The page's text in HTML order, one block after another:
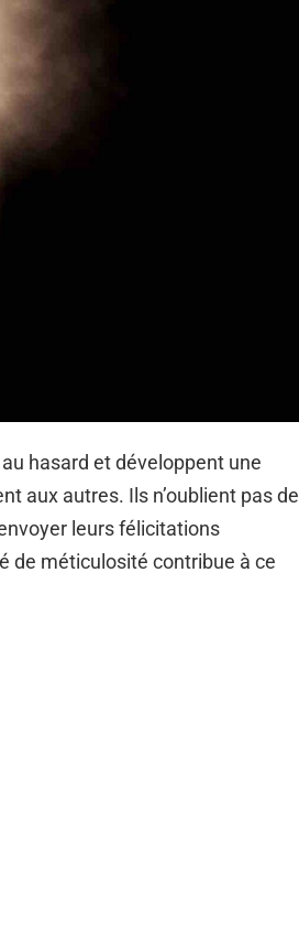
hasard et développent une
aux autres. Ils n’oublient pas de
leurs félicitations
de méticulosité contribue à ce